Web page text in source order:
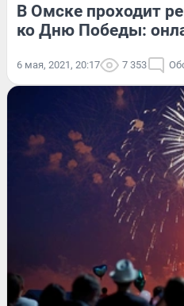
В Омске проходит
ко Дню Победы:
6 мая, 2021, 20:17 7 353